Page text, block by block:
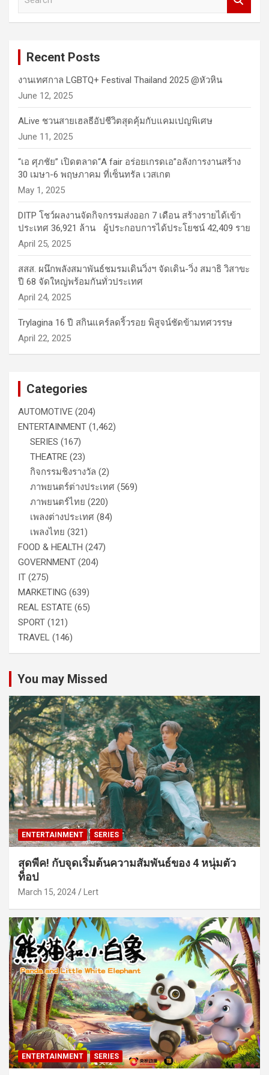
Recent Posts
งานเทศกาล LGBTQ+ Festival Thailand 2025 @หัวหิน
June 12, 2025
ALive ชวนสายเฮลธีอัปชีวิตสุดคุ้มกับแคมเปญพิเศษ
June 11, 2025
“เอ ศุภชัย” เปิดตลาด“A fair อร่อยเกรดเอ”อลังการงานสร้าง
30 เมษา-6 พฤษภาคม ที่เซ็นทรัล เวสเกต
May 1, 2025
DITP โชว์ผลงานจัดกิจกรรมส่งออก 7 เดือน สร้างรายได้เข้า
ประเทศ 36,921 ล้าน ผู้ประกอบการได้ประโยชน์ 42,409 ราย
April 25, 2025
สสส. ผนึกพลังสมาพันธ์ชมรมเดินวิ่งฯ จัดเดิน-วิ่ง สมาธิ วิสาขะ
ปี 68 จัดใหญ่พร้อมกันทั่วประเทศ
April 24, 2025
Trylagina 16 ปี สกินแคร์ลดริ้วรอย พิสูจน์ชัดข้ามทศวรรษ
April 22, 2025
Categories
AUTOMOTIVE (204)
ENTERTAINMENT (1,462)
SERIES (167)
THEATRE (23)
กิจกรรมชิงรางวัล (2)
ภาพยนตร์ต่างประเทศ (569)
ภาพยนตร์ไทย (220)
เพลงต่างประเทศ (84)
เพลงไทย (321)
FOOD & HEALTH (247)
GOVERNMENT (204)
IT (275)
MARKETING (639)
REAL ESTATE (65)
SPORT (121)
TRAVEL (146)
You may Missed
ENTERTAINMENT SERIES
สุดพีค! กับจุดเริ่มต้นความสัมพันธ์ของ 4 หนุ่มตัว
ท็อป
March 15, 2024 Lert
ENTERTAINMENT SERIES